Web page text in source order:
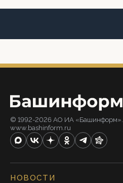
© 1992-2026 АО ИА «Башинформ».
www.bashinform.ru
НОВОСТИ